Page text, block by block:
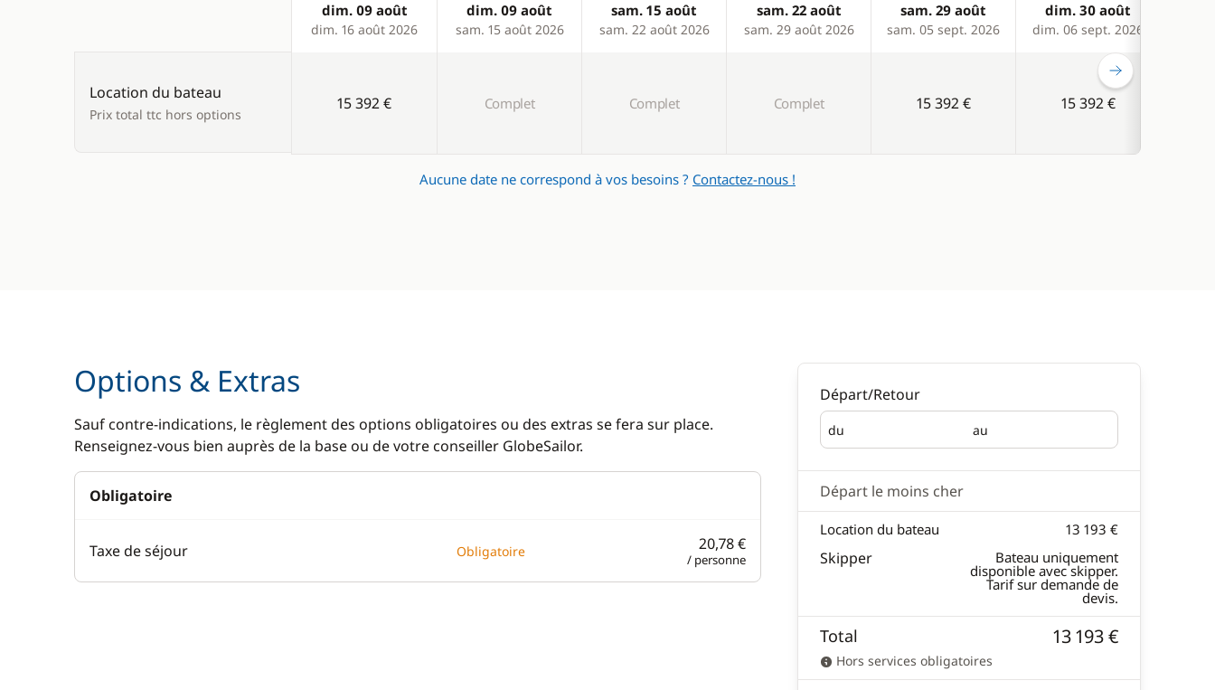
Products
dim. 09 août
dim. 16 août 2026
dim. 09 août
sam. 15 août 2026
sam. 15 août
sam. 22 août 2026
sam. 22 août
sam. 29 août 2026
sam. 29 août
sam. 05 sept. 2026
dim. 30 août
dim. 06 sept. 2026
Location du bateau
Prix total ttc hors options
15 392 € Complet Complet Complet 15 392 € 15 392 €
Aucune date ne correspond à vos besoins ? Contactez-nous !
Options & Extras
Sauf contre-indications, le règlement des options obligatoires ou des extras se fera sur place.
Renseignez-vous bien auprès de la base ou de votre conseiller GlobeSailor.
Obligatoire
Taxe de séjour Obligatoire 20,78 €
/ personne
Départ/Retour
du
Départ au
Retour
Départ le moins cher
Location du bateau 13 193 €
Skipper Bateau uniquement
disponible avec skipper.
Tarif sur demande de
devis.
Total 13 193 €
Hors services obligatoires